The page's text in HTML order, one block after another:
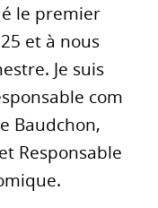
le premier
et à nous
Je suis
com
Baudchon,
Responsable